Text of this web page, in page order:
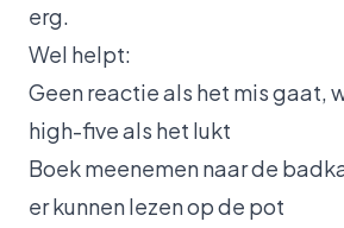
erg.
Wel helpt:
Geen reactie als het mis gaat,
high-five als het lukt
Boek meenemen naar de
er kunnen lezen op de pot